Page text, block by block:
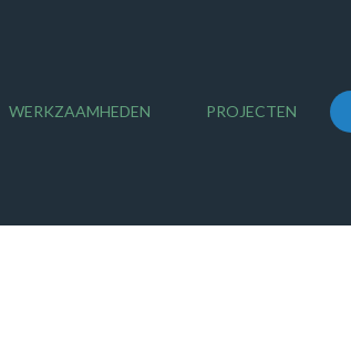
WERKZAAMHEDEN PROJECTEN